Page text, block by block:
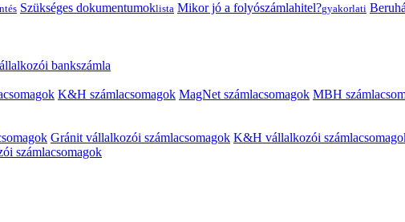
Szükséges dokumentumoklista Mikor jó a folyószámlahitel?gyakorlati
bankszámla
K&H számlacsomagok MagNet számlacsomagok MBH
Gránit vállalkozói számlacsomagok K&H vállalkozói
számlacsomagok